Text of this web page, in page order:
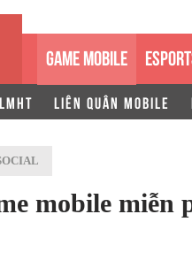
GAME MOBILE
LMHT LIÊN QUÂN MOBILE
mobile miễn